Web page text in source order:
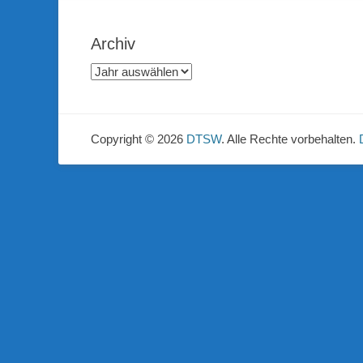
Archiv
Copyright © 2026 DTSW. Alle Rechte vorbehalten.